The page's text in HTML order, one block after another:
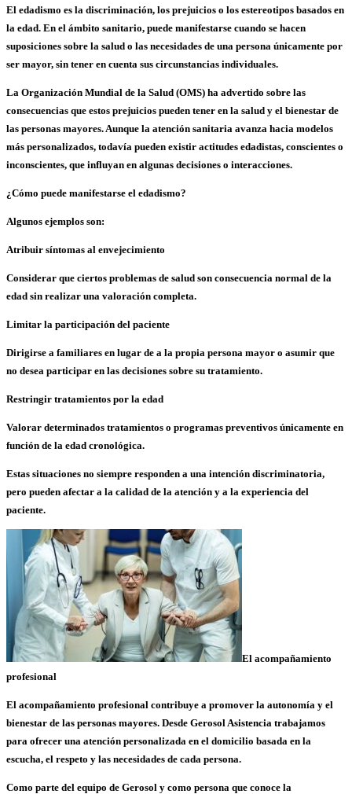
El edadismo es la discriminación, los prejuicios o los estereotipos basados en
la edad. En el ámbito sanitario, puede manifestarse cuando se hacen
suposiciones sobre la salud o las necesidades de una persona únicamente por
ser mayor, sin tener en cuenta sus circunstancias individuales.
La Organización Mundial de la Salud (OMS) ha advertido sobre las
consecuencias que estos prejuicios pueden tener en la salud y el bienestar de
las personas mayores. Aunque la atención sanitaria avanza hacia modelos
más personalizados, todavía pueden existir actitudes edadistas, conscientes o
inconscientes, que influyan en algunas decisiones o interacciones.
¿Cómo puede manifestarse el edadismo?
Algunos ejemplos son:
Atribuir síntomas al envejecimiento
Considerar que ciertos problemas de salud son consecuencia normal de la
edad sin realizar una valoración completa.
Limitar la participación del paciente
Dirigirse a familiares en lugar de a la propia persona mayor o asumir que
no desea participar en las decisiones sobre su tratamiento.
Restringir tratamientos por la edad
Valorar determinados tratamientos o programas preventivos únicamente en
función de la edad cronológica.
Estas situaciones no siempre responden a una intención discriminatoria,
pero pueden afectar a la calidad de la atención y a la experiencia del
paciente.
El acompañamiento
profesional
El acompañamiento profesional contribuye a promover la autonomía y el
bienestar de las personas mayores. Desde Gerosol Asistencia trabajamos
para ofrecer una atención personalizada en el domicilio basada en la
escucha, el respeto y las necesidades de cada persona.
Como parte del equipo de Gerosol y como persona que conoce la